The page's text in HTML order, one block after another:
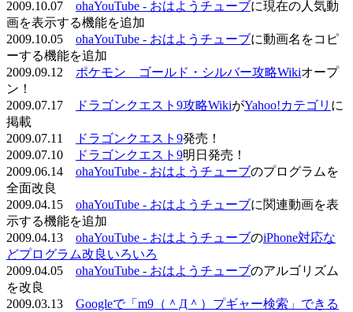
2009.10.07 ohaYouTube - おはようチューブに現在の人気動
画を表示する機能を追加
2009.10.05 ohaYouTube - おはようチューブに動画名をコピ
ーする機能を追加
2009.09.12 ポケモン ゴールド・シルバー攻略Wikiオープ
ン！
2009.07.17
ドラゴンクエスト9攻略WikiがYahoo!カテゴリ に
掲載
2009.07.11
ドラゴンクエスト9発売！
2009.07.10
ドラゴンクエスト9明日発売！
2009.06.14 ohaYouTube - おはようチューブのプログラムを
全面改良
2009.04.15 ohaYouTube - おはようチューブに関連動画を表
示する機能を追加
2009.04.13 ohaYouTube - おはようチューブのiPhone対応な
どプログラム改良いろいろ
2009.04.05 ohaYouTube - おはようチューブのアルゴリズム
を改良
2009.03.13 Googleで「m9（＾Д＾）プギャー検索」できる